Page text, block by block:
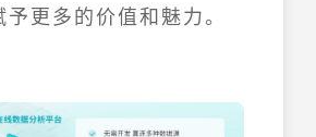
更多的价值和魅力。